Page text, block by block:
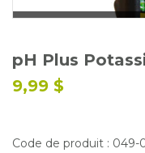
pH Plus
9,99 $
Code de produit : 049-